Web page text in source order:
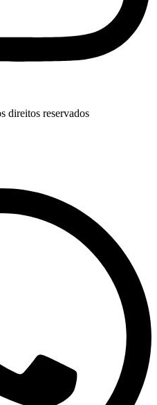
direitos reservados